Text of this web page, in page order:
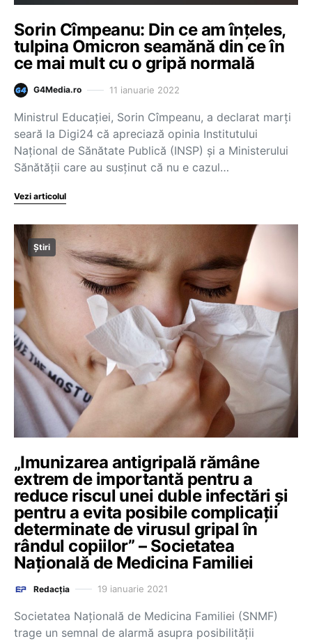
Sorin Cîmpeanu: Din ce am înțeles,
tulpina Omicron seamănă din ce în
ce mai mult cu o gripă normală
G4Media.ro 11 ianuarie 2022
Ministrul Educației, Sorin Cîmpeanu, a declarat marți
seară la Digi24 că apreciază opinia Institutului
Național de Sănătate Publică (INSP) și a Ministerului
Sănătății care au susținut că nu e cazul…
Vezi articolul
Știri
„Imunizarea antigripală rămâne
extrem de importantă pentru a
reduce riscul unei duble infectări și
pentru a evita posibile complicații
determinate de virusul gripal în
rândul copiilor” – Societatea
Națională de Medicina Familiei
Redacția 19 ianuarie 2021
Societatea Națională de Medicina Familiei (SNMF)
trage un semnal de alarmă asupra posibilității